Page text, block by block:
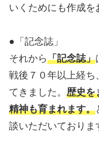
いくためにも作成を
●「記念誌」
それから「記念誌」
戦後７０年以上経ち
てきました。 歴史を
精神も育まれます。
談いただいておりま